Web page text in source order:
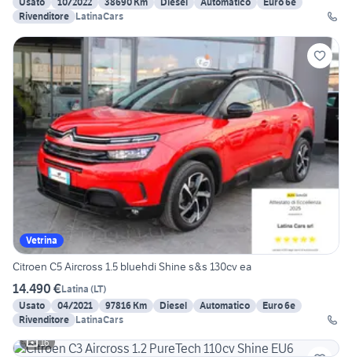
Rivenditore LatinaCars
Vetrina
Citroen C5 Aircross 1.5 bluehdi Shine s&s 130cv ea
14.490 €Latina (LT)
Usato
04/2021 97816 Km Diesel Automatico
Euro 6e
Rivenditore LatinaCars
16